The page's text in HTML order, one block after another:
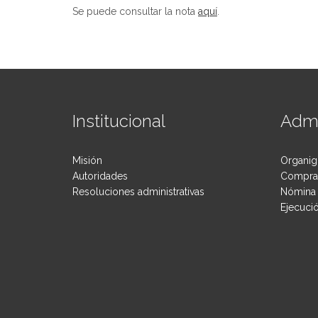
Se puede consultar la nota aquí
Institucional
Misión
Autoridades
Resoluciones administrativas